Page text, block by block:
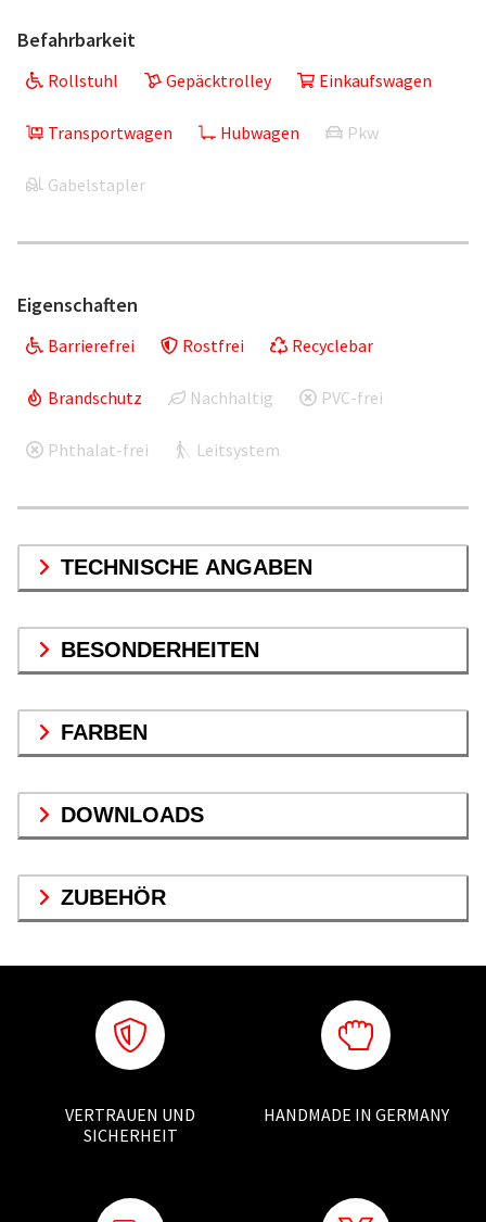
Befahrbarkeit
Rollstuhl Gepäcktrolley Einkaufswagen
Transportwagen Hubwagen Pkw
Gabelstapler
Eigenschaften
Barrierefrei Rostfrei Recyclebar
Brandschutz Nachhaltig PVC-frei
Phthalat-frei Leitsystem
TECHNISCHE ANGABEN
BESONDERHEITEN
FARBEN
DOWNLOADS
ZUBEHÖR
VERTRAUEN UND
SICHERHEIT
HANDMADE IN GERMANY